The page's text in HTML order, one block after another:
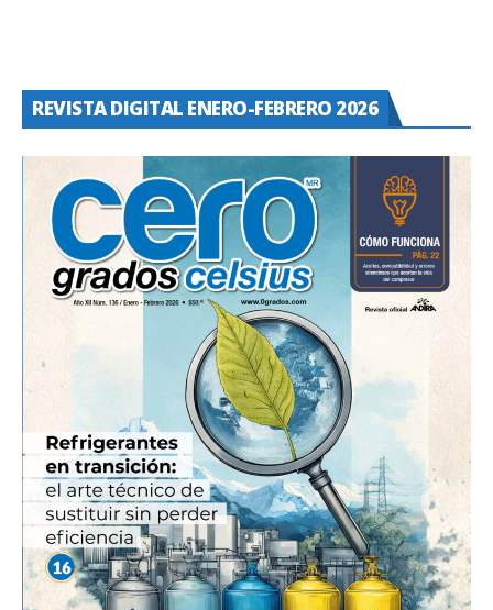
REVISTA DIGITAL ENERO-FEBRERO 2026